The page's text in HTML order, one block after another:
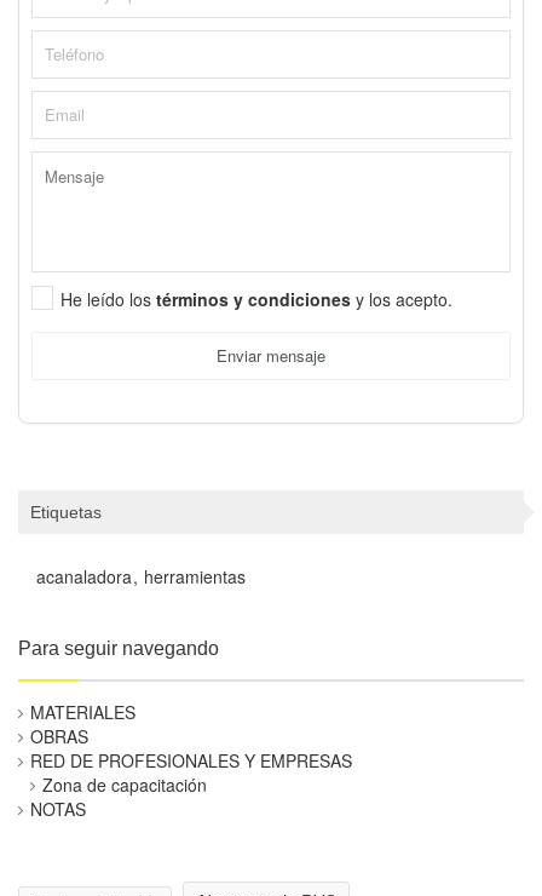
He leído los términos y condiciones y los acepto.
Enviar mensaje
Etiquetas
acanaladora herramientas
Para seguir navegando
MATERIALES
OBRAS
RED DE PROFESIONALES Y EMPRESAS
Zona de capacitación
NOTAS